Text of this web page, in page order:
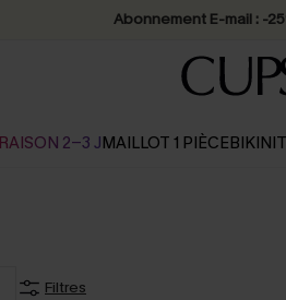
Abonnement E-mail : -
2-3 JMAILLOT 1 PIÈCEBIKINI
Filtres